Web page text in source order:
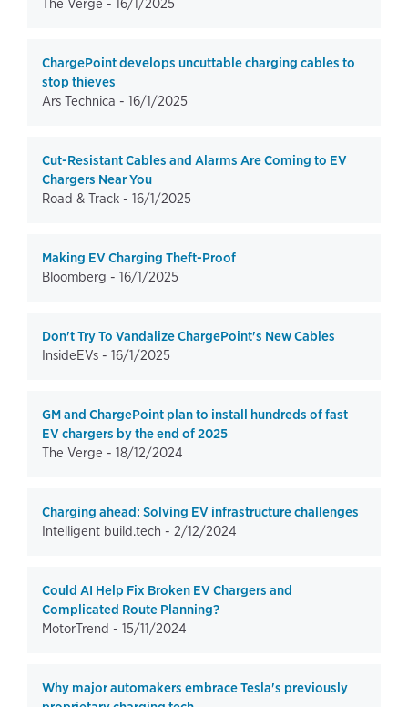
The Verge - 16/1/2025
ChargePoint develops uncuttable charging cables to
stop thieves
Ars Technica - 16/1/2025
Cut-Resistant Cables and Alarms Are Coming to EV
Chargers Near You
Road & Track - 16/1/2025
Making EV Charging Theft-Proof
Bloomberg - 16/1/2025
Don't Try To Vandalize ChargePoint's New Cables
InsideEVs - 16/1/2025
GM and ChargePoint plan to install hundreds of fast
EV chargers by the end of 2025
The Verge - 18/12/2024
Charging ahead: Solving EV infrastructure challenges
Intelligent build.tech - 2/12/2024
Could AI Help Fix Broken EV Chargers and
Complicated Route Planning?
MotorTrend - 15/11/2024
Why major automakers embrace Tesla's previously